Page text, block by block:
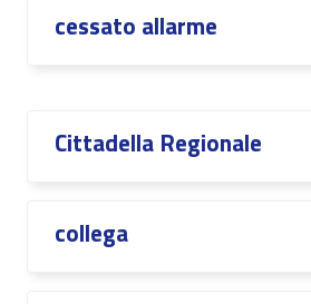
cessato allarme
Cittadella Regionale
collega